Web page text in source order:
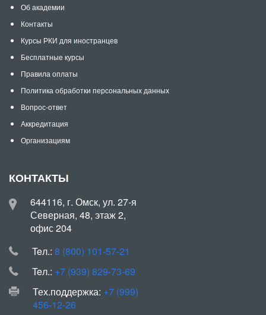
Об академии
Контакты
Курсы РКИ для иностранцев
Бесплатные курсы
Правила оплаты
Политика обработки персональных данных
Вопрос-ответ
Аккредитация
Организациям
КОНТАКТЫ
644116, г. Омск, ул. 27-я
Северная, 48, этаж 2,
офис 204
Teл.: 8 (800) 101-57-21
Teл.: +7 (939) 829-73-69
Тех.поддержка: +7 (999)
456-12-26